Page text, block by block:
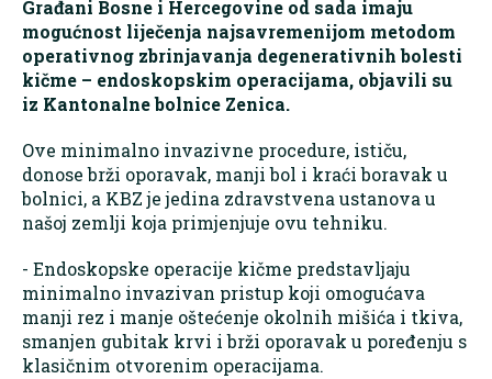
Građani Bosne i Hercegovine od sada imaju
mogućnost liječenja najsavremenijom metodom
operativnog zbrinjavanja degenerativnih bolesti
kičme – endoskopskim operacijama, objavili su
iz Kantonalne bolnice Zenica.
Ove minimalno invazivne procedure, ističu,
donose brži oporavak, manji bol i kraći boravak u
bolnici, a KBZ je jedina zdravstvena ustanova u
našoj zemlji koja primjenjuje ovu tehniku.
- Endoskopske operacije kičme predstavljaju
minimalno invazivan pristup koji omogućava
manji rez i manje oštećenje okolnih mišića i tkiva,
smanjen gubitak krvi i brži oporavak u poređenju s
klasičnim otvorenim operacijama.